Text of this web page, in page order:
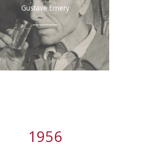
1956
Gustave Emery